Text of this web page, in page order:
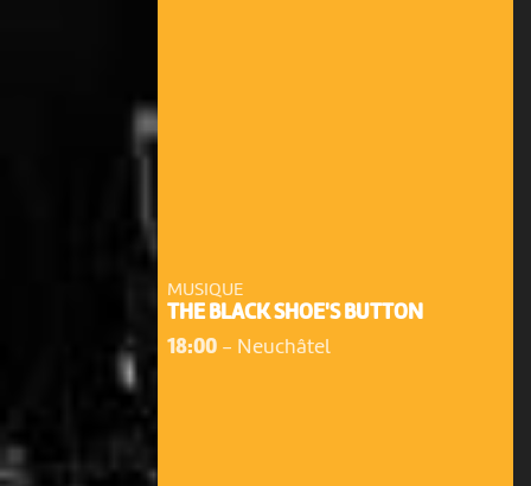
MUSIQUE
THE BLACK SHOE'S BUTTON
18:00- Neuchâtel